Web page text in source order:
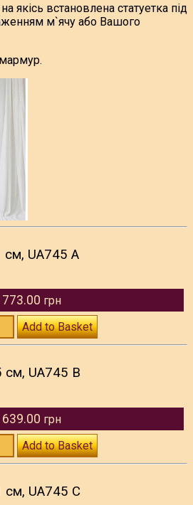
встановлена статуетка під
м`ячу або Вашого
см, UA745 A
773.00 грн
Add to Basket
см, UA745 B
639.00 грн
Add to Basket
см, UA745 C